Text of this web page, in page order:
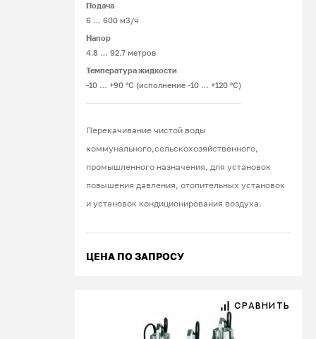
Подача
6 … 600 м3/ч
Напор
4.8 … 92.7 метров
Температура жидкости
-10 … +90 °C (исполнение -10 … +120 °C)
Перекачивание чистой воды
коммунального,сельскохозяйственного,
промышленного назначения, для установок
повышения давления, отопительных установок
и установок кондиционирования воздуха.
ЦЕНА ПО ЗАПРОСУ
СРАВНИТЬ